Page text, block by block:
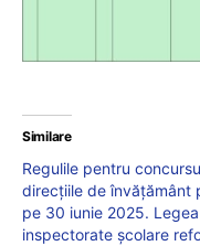
Similare
Regulile pentru
direcțiile de învățământ
pe 30 iunie 2025.
inspectorate școlare